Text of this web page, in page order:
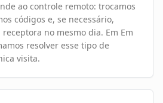
ao controle remoto: trocamos
códigos e, se necessário,
no mesmo dia. Em Em
resolver esse tipo de
visita.